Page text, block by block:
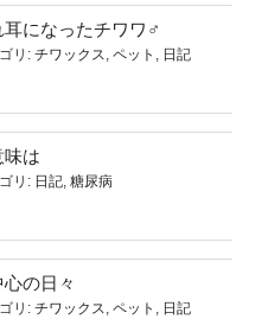
になったチワワ♂
リ: チワックス ペット 日記
味は
リ: 日記 糖尿病
の日々
リ: チワックス ペット 日記